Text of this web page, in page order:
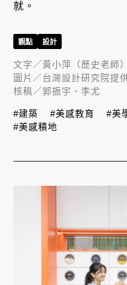
就。
觀點 設計
文字／黃小萍（歷史老師）
圖片／台灣設計研究院提
核稿／郭振宇、李尤
#建築 #美感教育 #美
#美感積地